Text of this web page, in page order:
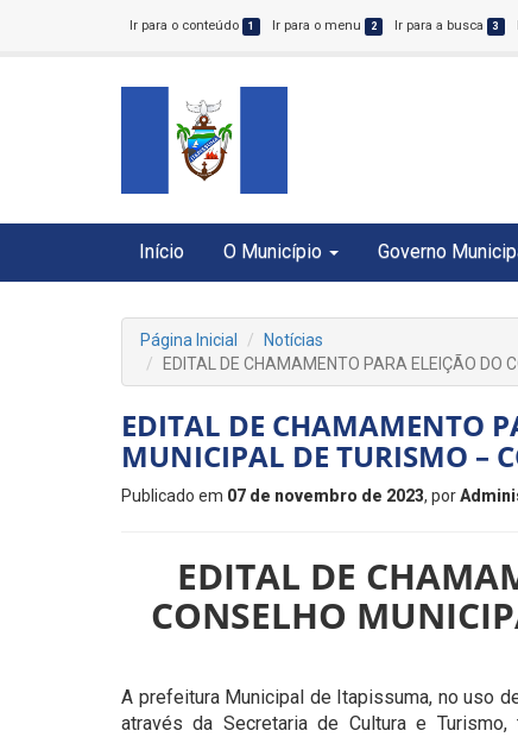
Ir para o conteúdo 1 Ir para o menu 2 Ir para a busca 3
Início O Município Governo
Página Inicial
Notícias
EDITAL DE CHAMAMENTO PARA ELEIÇÃO DO
EDITAL DE CHAMAMENTO
MUNICIPAL DE TURISMO –
Publicado em 07 de novembro de 2023, por
EDITAL DE
CONSELHO
A prefeitura Municipal de Itapissuma, no uso
através da Secretaria de Cultura e